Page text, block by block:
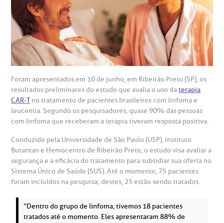
de exames
de Exames
relacionados ao nosso atendimento e aos nossos serviços.
Horário de atendimento: 2ª a 6ª feira das 7h às 18h
(11)3505-1000
ouvidoria@bp.org.br
Fale Conosco
Saiba mais
Endereço:
Rua Maestro Cardim, 769
CEP: 01323-001 | Bela Vista
São Paulo - SP
BP Mirante
de conduta
Financeiras
social da BP
corporativa
social
Telemedicina BP
Teleinterconsulta
de Infarto SUS
de Visita
socorro
de cópia de prontuário médico
de orçamento particular
de veracidade de atestado
atendimento
de Excelência em Neurologia e
de Excelência em Ortopedia
especialidades
Foram apresentados em 10 de junho, em Ribeirão Preto (SP), os
resultados preliminares do estudo que avalia o uso daterapia
CAR-T no tratamento de pacientes brasileiros com linfoma e
leucemia. Segundo os pesquisadores, quase 90% das pessoas
com linfoma que receberam a terapia tiveram resposta positiva.
Conduzido pela Universidade de São Paulo (USP), Instituto
Butantan e Hemocentro de Ribeirão Preto, o estudo visa avaliar a
segurança e a eficácia do tratamento para subsidiar sua oferta no
Sistema Único de Saúde (SUS). Até o momento, 75 pacientes
foram incluídos na pesquisa; destes, 25 estão sendo tratados.
“Dentro do grupo de linfoma, tivemos 18 pacientes
tratados até o momento. Eles apresentaram 88% de